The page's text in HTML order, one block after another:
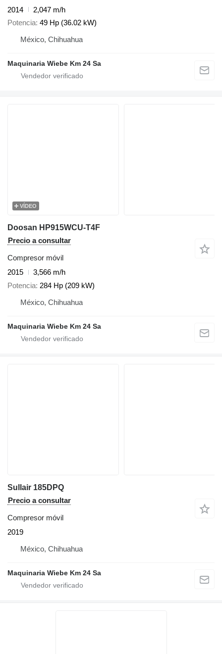
2014
2,047 m/h
Potencia 49 Hp (36.02 kW)
México, Chihuahua
Maquinaria Wiebe Km 24 Sa
VÍDEO
Doosan HP915WCU-T4F
Precio a consultar
Compresor móvil
2015
3,566 m/h
Potencia 284 Hp (209 kW)
México, Chihuahua
Maquinaria Wiebe Km 24 Sa
Sullair 185DPQ
Precio a consultar
Compresor móvil
2019
México, Chihuahua
Maquinaria Wiebe Km 24 Sa